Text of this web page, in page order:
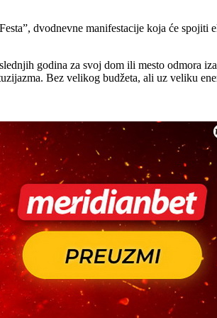
dvodnevne manifestacije koja će
godina za svoj dom ili mesto odmora
Bez velikog budžeta, ali uz veliku